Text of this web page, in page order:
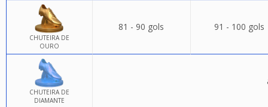
CHUTEIRA DE
OURO
81 - 90 gols 91 - 100 gols
CHUTEIRA DE
DIAMANTE